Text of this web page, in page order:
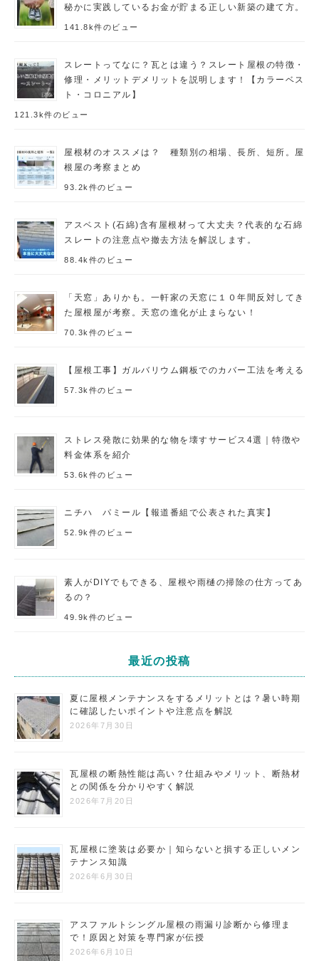
秘かに実践しているお金が貯まる正しい新築の建て方。
141.8k件のビュー
スレートってなに？瓦とは違う？スレート屋根の特徴・
修理・メリットデメリットを説明します！【カラーベス
ト・コロニアル】
121.3k件のビュー
屋根材のオススメは？ 種類別の相場、長所、短所。屋
根屋の考察まとめ
93.2k件のビュー
アスベスト(石綿)含有屋根材って大丈夫？代表的な石綿
スレートの注意点や撤去方法を解説します。
88.4k件のビュー
「天窓」ありかも。一軒家の天窓に１０年間反対してき
た屋根屋が考察。天窓の進化が止まらない！
70.3k件のビュー
【屋根工事】ガルバリウム鋼板でのカバー工法を考える
57.3k件のビュー
ストレス発散に効果的な物を壊すサービス4選｜特徴や
料金体系を紹介
53.6k件のビュー
ニチハ パミール【報道番組で公表された真実】
52.9k件のビュー
素人がDIYでもできる、屋根や雨樋の掃除の仕方ってあ
るの？
49.9k件のビュー
最近の投稿
夏に屋根メンテナンスをするメリットとは？暑い時期
に確認したいポイントや注意点を解説
2026年7月30日
瓦屋根の断熱性能は高い？仕組みやメリット、断熱材
との関係を分かりやすく解説
2026年7月20日
瓦屋根に塗装は必要か｜知らないと損する正しいメン
テナンス知識
2026年6月30日
アスファルトシングル屋根の雨漏り診断から修理ま
で！原因と対策を専門家が伝授
2026年6月10日